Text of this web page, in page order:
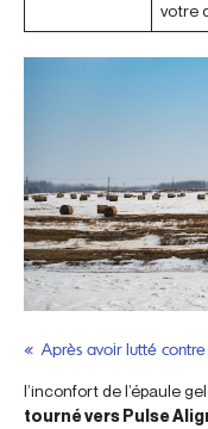
votre
« Après avoir lutté contre
l’inconfort de l’épaule
tourné vers Pulse